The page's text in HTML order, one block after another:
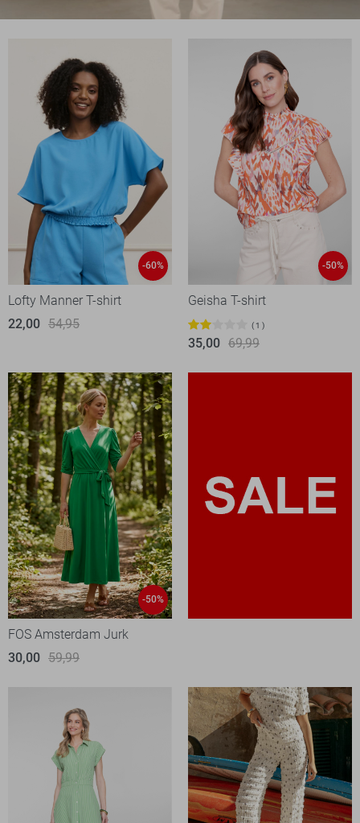
-60%
Lofty Manner T-shirt
22,00 54,95
-50%
Geisha T-shirt
1
35,00 69,99
-50%
FOS Amsterdam Jurk
30,00 59,99